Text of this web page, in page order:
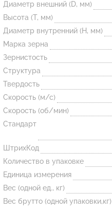
Огнеупорные
изделия
Скачать каталог
Тигель
Муфель
Черпак
Шербер
Трубка
Стержень
Пробка
Подставка
Лодочка
Диаметр внешний (D, мм)
Высота (T, мм)
Диаметр внутренний (H, мм)
Марка зерна
Зернистость
Структура
Твердость
Скорость (м/с)
Скорость (об/мин)
Стандарт
ШтрихКод
Количество в упаковке
Единица измерения
Вес (одной ед., кг)
Вес брутто (одной упаковки,кг)